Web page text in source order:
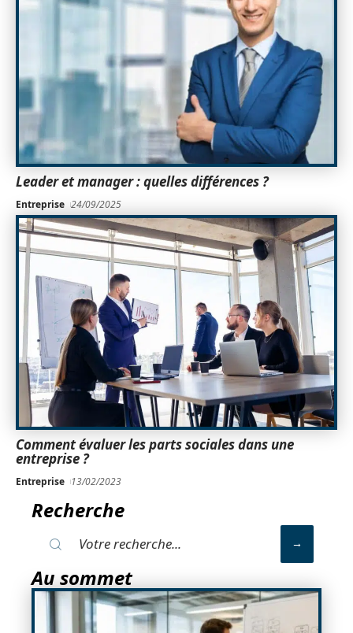
Leader et manager : quelles différences ?
Entreprise 24/09/2025
Comment évaluer les parts sociales dans une
entreprise ?
Entreprise 13/02/2023
Recherche
Au sommet